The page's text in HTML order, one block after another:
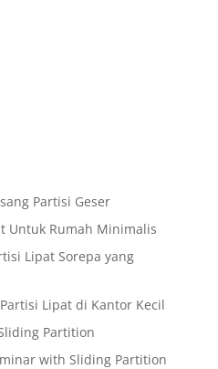
Partisi Geser
Untuk Rumah Minimalis
Lipat Sorepa yang
Lipat di Kantor Kecil
Partition
with Sliding Partition